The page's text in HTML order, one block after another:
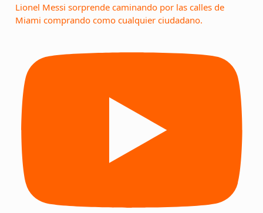
Lionel Messi sorprende caminando por las calles de
Miami comprando como cualquier ciudadano.